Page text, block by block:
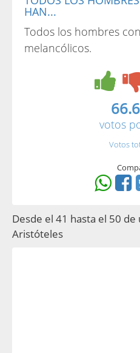
HAN...
Todos los hombres
melancólicos.
votos
Votos
Desde el 41 hasta el 50
Aristóteles